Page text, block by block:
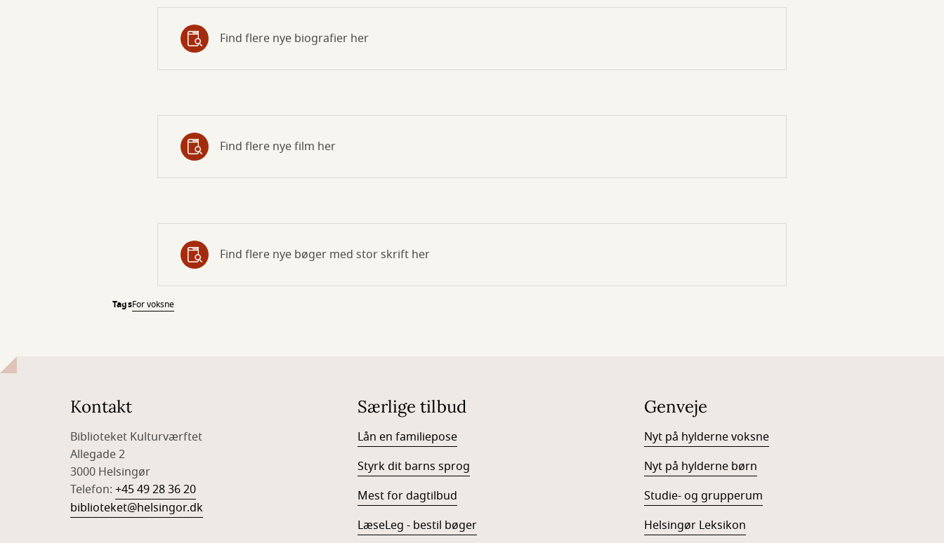
Find flere nye biografier her
Find flere nye film her
Find flere nye bøger med stor skrift her
TagsFor voksne
Kontakt
Biblioteket Kulturværftet
Allegade 2
3000 Helsingør
Telefon: +45 49 28 36 20
biblioteket@helsingor.dk
Særlige tilbud
Lån en familiepose
Styrk dit barns sprog
Mest for dagtilbud
LæseLeg - bestil bøger
Genveje
Nyt på hylderne voksne
Nyt på hylderne børn
Studie- og grupperum
Helsingør Leksikon